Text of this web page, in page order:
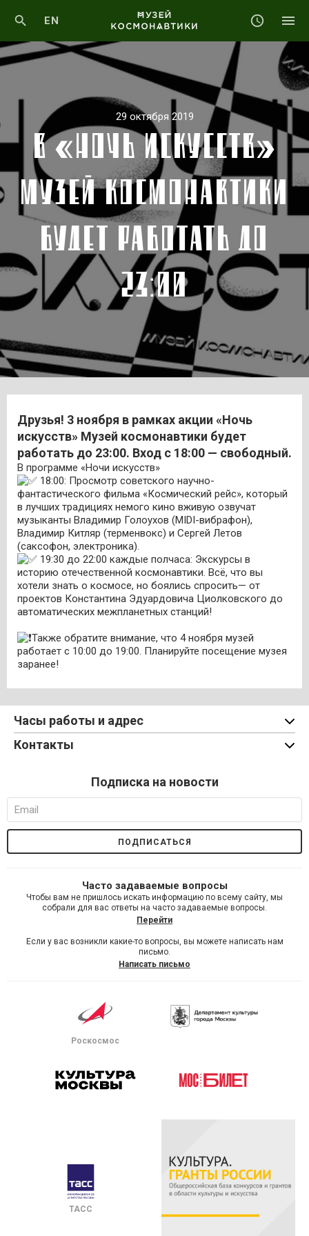
EN
29 октября 2019
В «НОЧЬ ИСКУССТВ»
МУЗЕЙ КОСМОНАВТИКИ
БУДЕТ РАБОТАТЬ ДО
23:00
Друзья! 3 ноября в рамках акции «Ночь
искусств» Музей космонавтики будет
работать до 23:00. Вход с 18:00 — свободный.
В программе «Ночи искусств»
18:00: Просмотр советского научно-
фантастического фильма «Космический рейс», который
в лучших традициях немого кино вживую озвучат
музыканты Владимир Голоухов (MIDI-вибрафон),
Владимир Китляр (терменвокс) и Сергей Летов
(саксофон, электроника).
19:30 до 22:00 каждые полчаса: Экскурсы в
историю отечественной космонавтики. Всё, что вы
хотели знать о космосе, но боялись спросить— от
проектов Константина Эдуардовича Циолковского до
автоматических межпланетных станций!
Также обратите внимание, что 4 ноября музей
работает с 10:00 до 19:00. Планируйте посещение музея
заранее!
Часы работы и адрес
Контакты
Подписка на новости
Часто задаваемые вопросы
Чтобы вам не пришлось искать информацию по всему сайту, мы
собрали для вас ответы на часто задаваемые вопросы.
Перейти
Если у вас возникли какие-то вопросы, вы можете написать нам
письмо.
Написать письмо
Роскосмос
ТАСС